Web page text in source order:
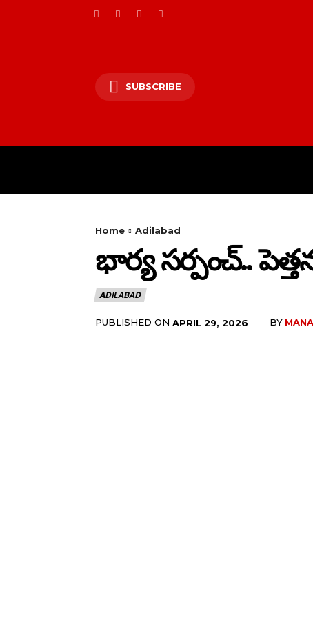
SUBSCRIBE
Home Adilabad
భార్య సర్పంచ్..
ADILABAD
PUBLISHED ON APRIL 29, 2026 BY